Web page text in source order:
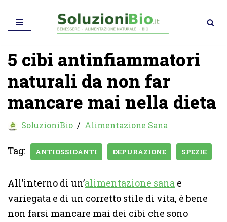
Vai
contenuto
5 cibi antinfiammatori
naturali da non far
mancare mai nella dieta
SoluzioniBio Alimentazione Sana
Tag: ANTIOSSIDANTI DEPURAZIONE SPEZIE
All’interno di un’alimentazione sana e
variegata e di un corretto stile di vita, è bene
non farsi mancare mai dei cibi che sono